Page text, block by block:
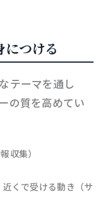
つける
テーマを通し
の質を高めてい
収集）
くで受ける動き（サ